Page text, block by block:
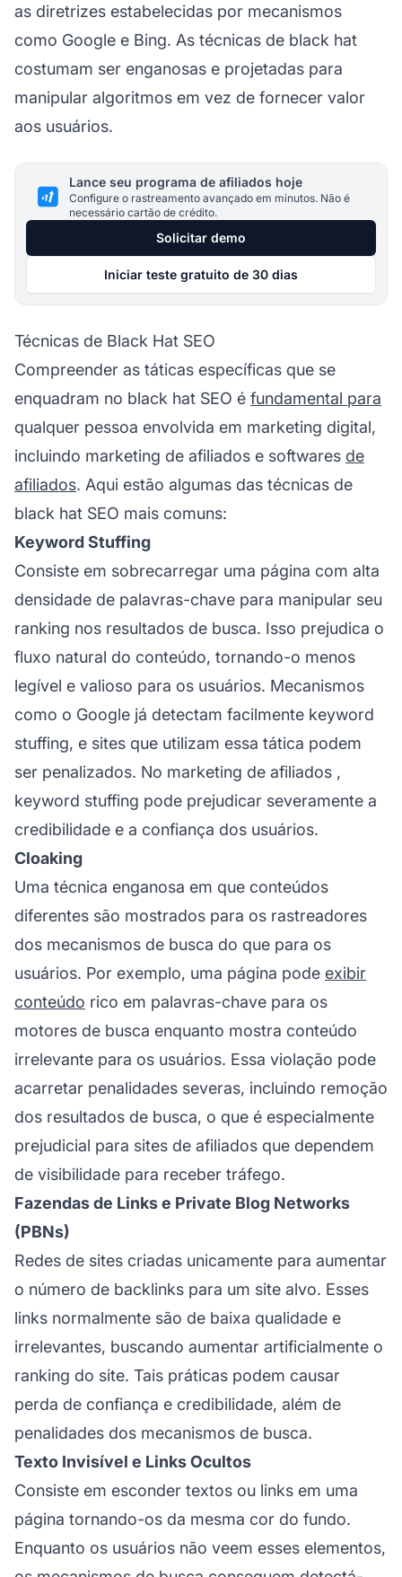
as diretrizes estabelecidas por mecanismos
como Google e Bing. As técnicas de black hat
costumam ser enganosas e projetadas para
manipular algoritmos em vez de fornecer valor
aos usuários.
Lance seu programa de afiliados hoje
Configure o rastreamento avançado em minutos. Não é
necessário cartão de crédito.
Solicitar demo
Iniciar teste gratuito de 30 dias
Técnicas de Black Hat SEO
Compreender as táticas específicas que se
enquadram no black hat SEO é fundamental para
qualquer pessoa envolvida em marketing digital,
incluindo marketing de afiliados e softwares de
afiliados. Aqui estão algumas das técnicas de
black hat SEO mais comuns:
Keyword Stuffing
Consiste em sobrecarregar uma página com alta
densidade de palavras-chave para manipular seu
ranking nos resultados de busca. Isso prejudica o
fluxo natural do conteúdo, tornando-o menos
legível e valioso para os usuários. Mecanismos
como o Google já detectam facilmente keyword
stuffing, e sites que utilizam essa tática podem
ser penalizados. No marketing de afiliados ,
keyword stuffing pode prejudicar severamente a
credibilidade e a confiança dos usuários.
Cloaking
Uma técnica enganosa em que conteúdos
diferentes são mostrados para os rastreadores
dos mecanismos de busca do que para os
usuários. Por exemplo, uma página pode exibir
conteúdo rico em palavras-chave para os
motores de busca enquanto mostra conteúdo
irrelevante para os usuários. Essa violação pode
acarretar penalidades severas, incluindo remoção
dos resultados de busca, o que é especialmente
prejudicial para sites de afiliados que dependem
de visibilidade para receber tráfego.
Fazendas de Links e Private Blog Networks
(PBNs)
Redes de sites criadas unicamente para aumentar
o número de backlinks para um site alvo. Esses
links normalmente são de baixa qualidade e
irrelevantes, buscando aumentar artificialmente o
ranking do site. Tais práticas podem causar
perda de confiança e credibilidade, além de
penalidades dos mecanismos de busca.
Texto Invisível e Links Ocultos
Consiste em esconder textos ou links em uma
página tornando-os da mesma cor do fundo.
Enquanto os usuários não veem esses elementos,